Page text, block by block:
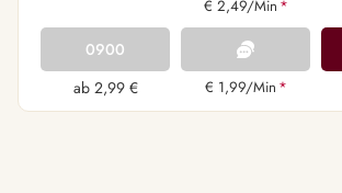
€ 2,49/Min *
0900
ab 2,99 €
€ 1,99/Min *